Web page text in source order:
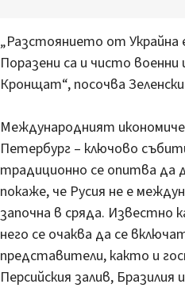
„Разстоянието от Украйна
Поразени са и чисто
Кронщат“, посочва
Международният
Петербург – ключово
традиционно се опитва да
покаже, че Русия не е
започна в сряда. Известно
него се очаква да се
представители, както и
Персийския залив, Бразилия